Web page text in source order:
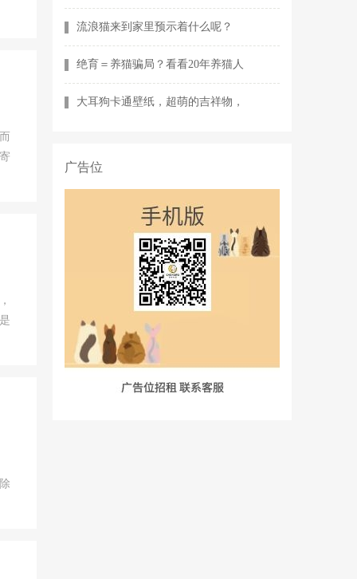
流浪猫来到家里预示着什么呢？
绝育＝养猫骗局？看看20年养猫人
大耳狗卡通壁纸，超萌的吉祥物，
广告位